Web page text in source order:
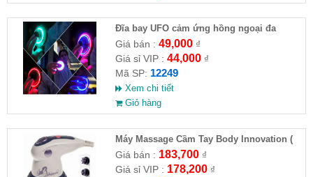
Đĩa bay UFO cảm ứng hồng ngoại đa
chiều tự động bay về
Giá bán : 49,000₫
Giá sỉ VIP : 44,000₫
Mã SP: 12249
Xem chi tiết
Giỏ hàng
Máy Massage Cầm Tay Body Innovation (
HĐ )
Giá bán : 183,700₫
Giá sỉ VIP : 178,200₫